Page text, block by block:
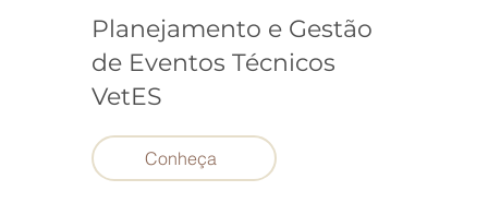
Planejamento e Gestão
de Eventos Técnicos
VetES
Conheça